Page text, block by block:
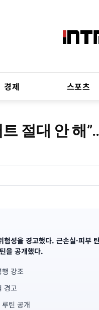
경제 스포츠
절대 안 해
성을 경고했다. 근손실·피부
을 공개했다.
강조
경고
틴 공개